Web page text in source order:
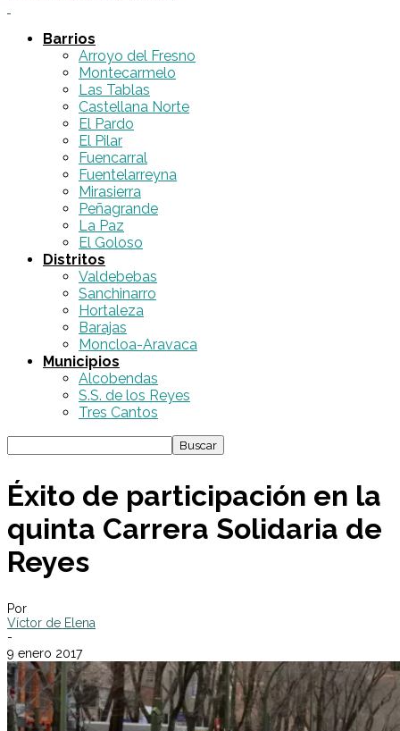
Barrios
Arroyo del Fresno
Montecarmelo
Las Tablas
Castellana Norte
El Pardo
El Pilar
Fuencarral
Fuentelarreyna
Mirasierra
Peñagrande
La Paz
El Goloso
Distritos
Valdebebas
Sanchinarro
Hortaleza
Barajas
Moncloa-Aravaca
Municipios
Alcobendas
S.S. de los Reyes
Tres Cantos
Éxito de participación en la
quinta Carrera Solidaria de
Reyes
Por
Víctor de Elena
-
9 enero 2017